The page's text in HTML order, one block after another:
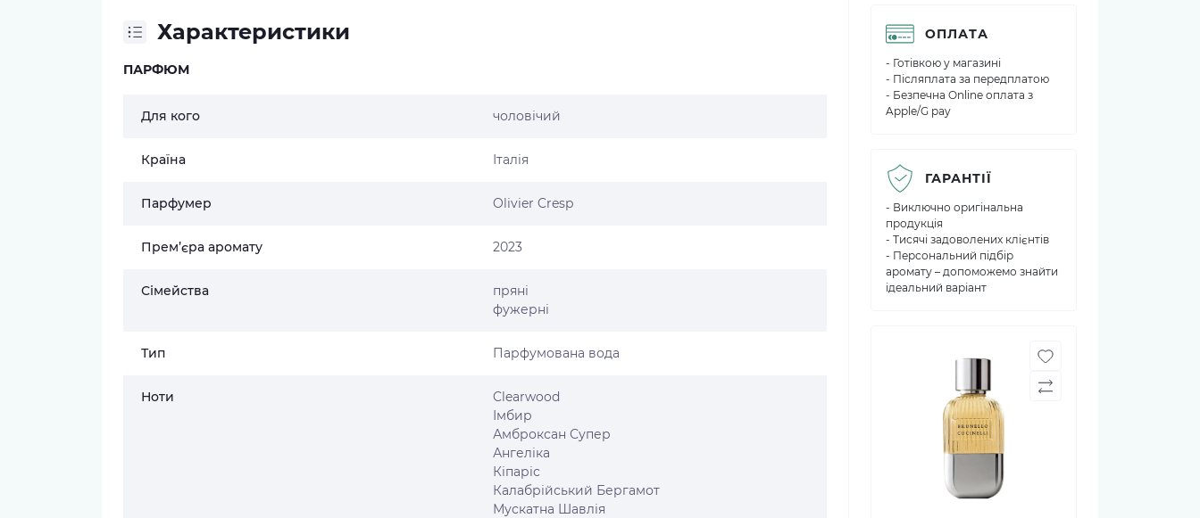
Характеристики
ПАРФЮМ
Для кого чоловічий
Країна Італія
Парфумер Olivier Cresp
Прем’єра аромату 2023
Сімейства
пряні
фужерні
Тип Парфумована вода
Ноти
Clearwood
Імбир
Амброксан Супер
Ангеліка
Кіпаріс
Калабрійський Бергамот
Мускатна Шавлія
ОПЛАТА
- Готівкою у магазині
- Післяплата за передплатою
- Безпечна Online оплата з
Apple/G pay
ГАРАНТІЇ
- Виключно оригінальна
продукція
- Тисячі задоволених клієнтів
- Персональний підбір
аромату – допоможемо знайти
ідеальний варіант